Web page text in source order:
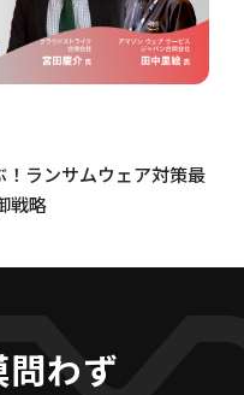
！ランサムウェア対策最
戦略
わず